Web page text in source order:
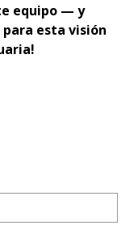
equipo — y
esta visión